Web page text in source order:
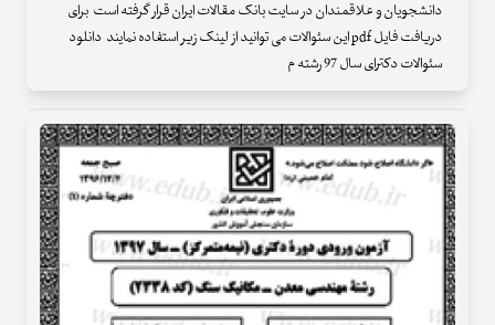
دانشجویان و علاقمندان در سایت بانک مقالات ایران قرار گرفته است برای
دریافت فایل pdf این سئوالات می توانید از لینک زیر استفاده نمایند دانلود
سئوالات دکترای سال 97 رشته م